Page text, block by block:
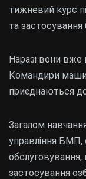
тижневий курс
та
Наразі вони
Командири
приєднаються до
Загалом
управління БМП,
обслуговування,
застосування